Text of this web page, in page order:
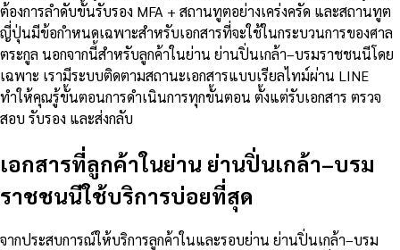
ต้องการลำดับขั้นรับรอง MFA + สถานทูตอย่างเคร่งครัด และสถานทูต
ญี่ปุ่นมีข้อกำหนดเฉพาะสำหรับเอกสารที่จะใช้ในกระบวนการของศาล
ตระกูล นอกจากนี้สำหรับลูกค้าในย่าน ย่านปิ่นเกล้า–บรมราชชนนีโดย
เฉพาะ เรามีระบบติดตามสถานะเอกสารแบบเรียลไทม์ผ่าน LINE
ทำให้คุณรู้ขั้นตอนการดำเนินการทุกขั้นตอน ตั้งแต่รับเอกสาร ตรวจ
สอบ รับรอง และส่งกลับ
เอกสารที่ลูกค้าในย่าน ย่านปิ่นเกล้า–บรม
ราชชนนีใช้บริการบ่อยที่สุด
จากประสบการณ์ให้บริการลูกค้าในและรอบย่าน ย่านปิ่นเกล้า–บรม